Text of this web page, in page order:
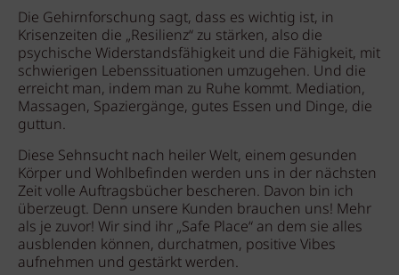
Die Gehirnforschung sagt, dass es wichtig ist, in
Krisenzeiten die „Resilienz“ zu stärken, also die
psychische Widerstandsfähigkeit und die Fähigkeit, mit
schwierigen Lebenssituationen umzugehen. Und die
erreicht man, indem man zu Ruhe kommt. Mediation,
Massagen, Spaziergänge, gutes Essen und Dinge, die
guttun.
Diese Sehnsucht nach heiler Welt, einem gesunden
Körper und Wohlbefinden werden uns in der nächsten
Zeit volle Auftragsbücher bescheren. Davon bin ich
überzeugt. Denn unsere Kunden brauchen uns! Mehr
als je zuvor! Wir sind ihr „Safe Place“ an dem sie alles
ausblenden können, durchatmen, positive Vibes
aufnehmen und gestärkt werden.